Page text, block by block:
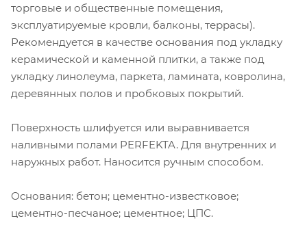
торговые и общественные помещения,
эксплуатируемые кровли, балконы, террасы).
Рекомендуется в качестве основания под укладку
керамической и каменной плитки, а также под
укладку линолеума, паркета, ламината, ковролина,
деревянных полов и пробковых покрытий.
Поверхность шлифуется или выравнивается
наливными полами PERFEKTA. Для внутренних и
наружных работ. Наносится ручным способом.
Основания: бетон; цементно-известковое;
цементно-песчаное; цементное; ЦПС.